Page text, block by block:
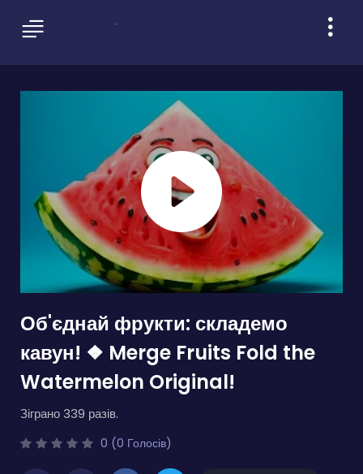
Об'єднай фрукти: складемо
кавун! ❖ Merge Fruits Fold the
Watermelon Original!
Зіграно 339 разів.
0 (0 Голосів)